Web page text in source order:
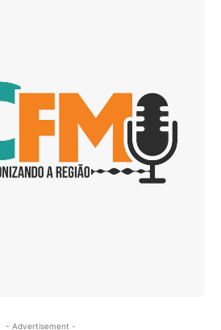
- Advertisement -